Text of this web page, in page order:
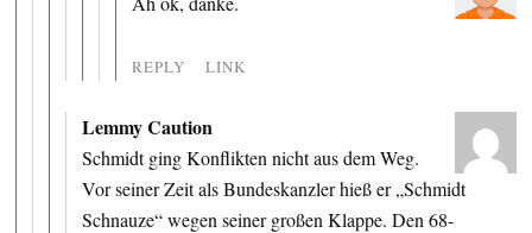
REPLY LINK
Lemmy Caution
Schmidt ging Konflikten nicht aus dem Weg.
Vor seiner Zeit als Bundeskanzler hieß er „Schmidt
Schnauze“ wegen seiner großen Klappe. Den 68-